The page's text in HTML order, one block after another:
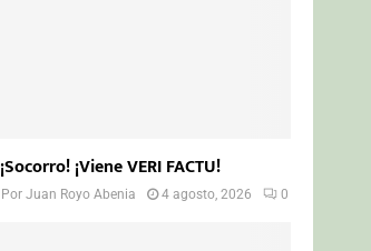
¡Socorro! ¡Viene VERI FACTU!
PorJuan Royo Abenia 4 agosto, 2026 0